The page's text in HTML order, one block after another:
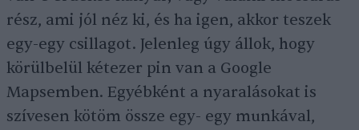
rész, ami jól néz ki, és ha igen, akkor teszek
egy-egy csillagot. Jelenleg úgy állok, hogy
körülbelül kétezer pin van a Google
Mapsemben. Egyébként a nyaralásokat is
szívesen kötöm össze egy- egy munkával,